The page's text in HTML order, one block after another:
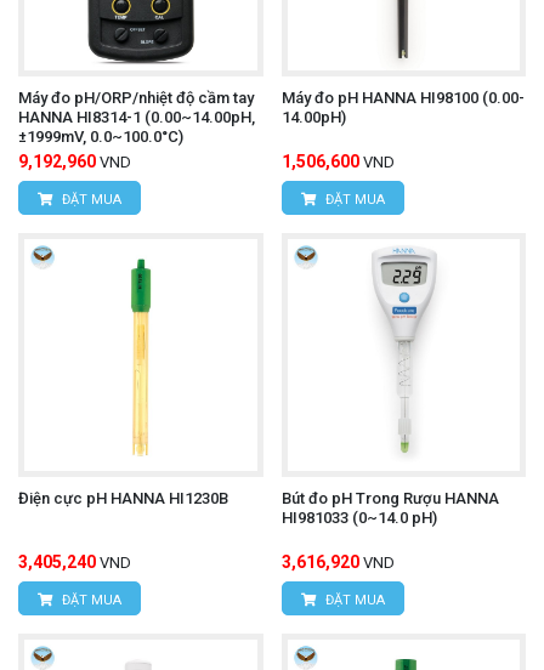
Máy đo pH/ORP/nhiệt độ cầm tay
HANNA HI8314-1 (0.00~14.00pH,
±1999mV, 0.0~100.0°C)
9,192,960 VND
ĐẶT MUA
Máy đo pH HANNA HI98100 (0.00-
14.00pH)
1,506,600 VND
ĐẶT MUA
Điện cực pH HANNA HI1230B
3,405,240 VND
ĐẶT MUA
Bút đo pH Trong Rượu HANNA
HI981033 (0~14.0 pH)
3,616,920 VND
ĐẶT MUA